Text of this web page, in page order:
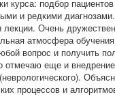
курса: подбор
и редкими
Очень
атмосфера
вопрос и получить
отмечаю еще и
процессов и